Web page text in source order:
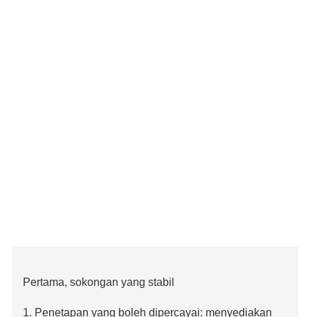
Pertama, sokongan yang stabil
1. Penetapan yang boleh dipercayai: menyediakan